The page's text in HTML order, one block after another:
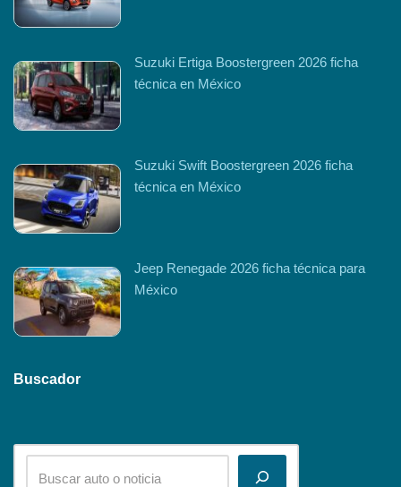
Suzuki Ertiga Boostergreen 2026 ficha
técnica en México
Suzuki Swift Boostergreen 2026 ficha
técnica en México
Jeep Renegade 2026 ficha técnica para
México
Buscador